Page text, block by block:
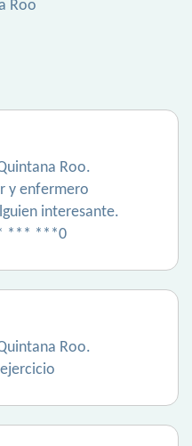
Roo
Roo.
y enfermero
interesante.
*** ***0
Roo.